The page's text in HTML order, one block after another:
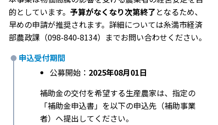
的としています。 予算がなくなり次第終了となるため、
早めの申請が推奨されます。詳細については糸満市経済
部農政課（098-840-8134）までお問い合わせください。
申込受付期間
公募開始： 2025年08月01日
補助金の交付を希望する生産農家は、指定の
「補助金申込書」を以下の申込先（補助事業
者）へ提出してください。